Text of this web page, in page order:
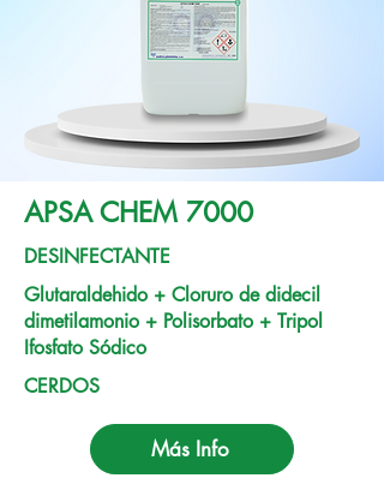
APSA CHEM 7000
DESINFECTANTE
Glutaraldehido + Cloruro de didecil
dimetilamonio + Polisorbato + Tripol
Ifosfato Sódico
CERDOS
Más Info